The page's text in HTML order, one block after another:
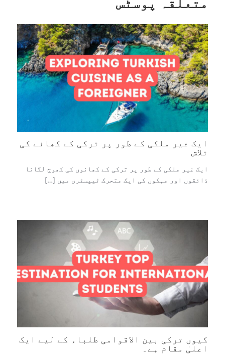
ایک غیر ملکی کے طور پر ترکی کے کھانے کی
تلاش
ایک غیر ملکی کے طور پر ترکی کے کھانوں کی کھوج لگانا
ذائقوں اور مہکوں کی ایک متحرک ٹیپسٹری میں […]
کیوں ترکی بین الاقوامی طلباء کے لیے ایک
اعلیٰ مقام ہے۔